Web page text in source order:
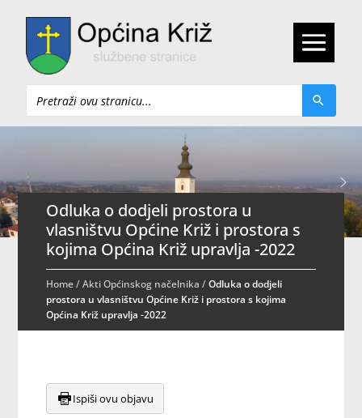
Pretraži
Odluka o dodjeli prostora u
vlasništvu Općine Križ i prostora s
kojima Općina Križ upravlja -2022
Home/Akti Općinskog načelnika /Odluka o dodjeli
prostora u vlasništvu Općine Križ i prostora s kojima
Općina Križ upravlja -2022
Ispiši ovu objavu